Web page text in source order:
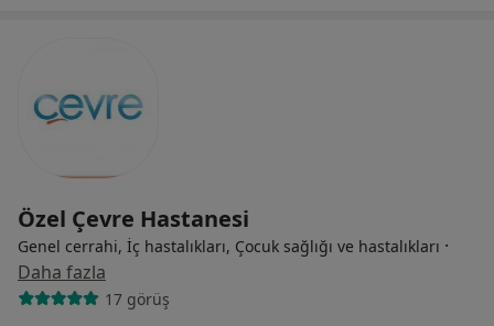
Özel Çevre Hastanesi
Genel cerrahi, İç hastalıkları, Çocuk sağlığı ve hastalıkları ·
Daha fazla
17 görüş